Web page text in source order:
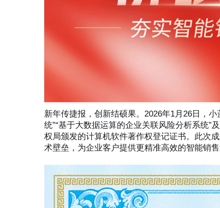
新年传捷报，创新结硕果。2026年1月26日，
统”“基于大数据运算的企业关联风险分析系统”
权局颁发的计算机软件著作权登记证书。此次
术壁垒，为企业客户提供更精准高效的智能销